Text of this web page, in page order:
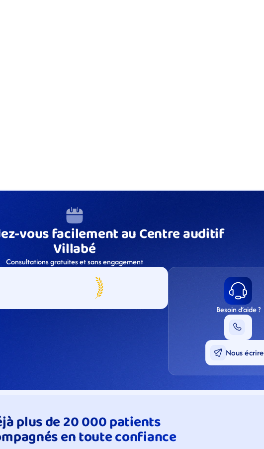
vous facilement au Centre auditif
Villabé
Consultations gratuites et sans engagement
Besoin d’aide ?
Nous écrire
plus de 20 000 patients
en toute confiance